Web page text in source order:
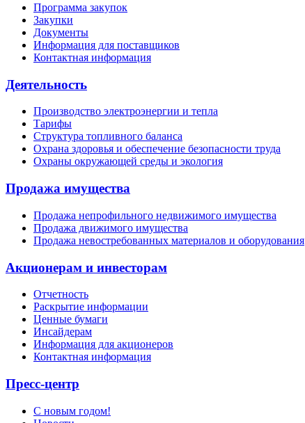
Программа закупок
Закупки
Документы
Информация для поставщиков
Контактная информация
Деятельность
Производство электроэнергии и тепла
Тарифы
Структура топливного баланса
Охрана здоровья и обеспечение безопасности труда
Охраны окружающей среды и экология
Продажа имущества
Продажа непрофильного недвижимого имущества
Продажа движимого имущества
Продажа невостребованных материалов и оборудования
Акционерам и инвесторам
Отчетность
Раскрытие информации
Ценные бумаги
Инсайдерам
Информация для акционеров
Контактная информация
Пресс-центр
С новым годом!